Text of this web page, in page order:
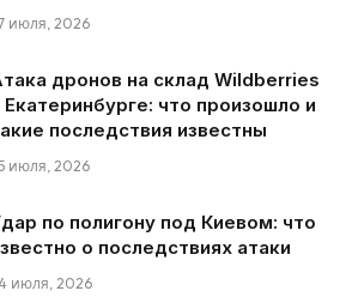
июля, 2026
дронов на склад Wildberries
Екатеринбурге: что произошло и
последствия известны
июля, 2026
по полигону под Киевом: что
о последствиях атаки
июля, 2026